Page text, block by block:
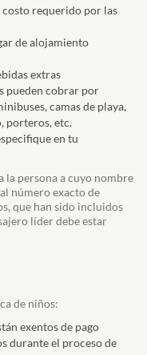
requerido por las
de alojamiento
extras
pueden cobrar por
camas de playa,
porteros, etc.
en tu
la persona a cuyo nombre
número exacto de
que han sido incluidos
líder debe estar
de niños:
exentos de pago
durante el proceso de